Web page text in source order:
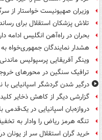
وزیران صهیونیست خواستار از
تلاش پزشکان استقلال برای
بحران در راه‌آهن انگلیس ادامه
هشدار نمایندگان جمهوری‌خواه
وینگر آفریقایی پرسپولیس
ترافیک سنگین در محورهای
درگیر شدن گردشگر اسپانیایی
گزارشی دیگر از کاهش ذخایر
دروازه‌بان اسپانیایی در یک‌قدمی
تنگه هرمز ریاض را وادار به
خرید گران استقلال سر از یونان